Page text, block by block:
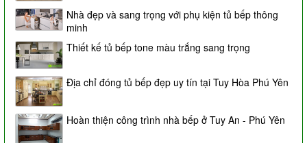
Nhà đẹp và sang trọng với phụ kiện tủ bếp thông
minh
Thiết kế tủ bếp tone màu trắng sang trọng
Địa chỉ đóng tủ bếp đẹp uy tín tại Tuy Hòa Phú Yên
Hoàn thiện công trình nhà bếp ở Tuy An - Phú Yên